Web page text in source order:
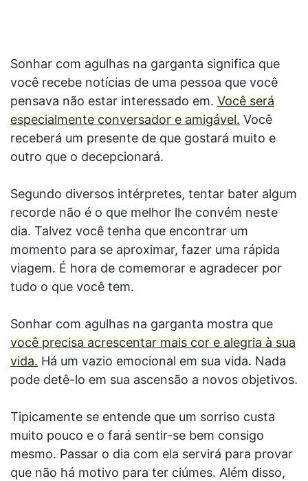
Sonhar com agulhas na garganta significa que
você recebe notícias de uma pessoa que você
pensava não estar interessado em. Você será
especialmente conversador e amigável. Você
receberá um presente de que gostará muito e
outro que o decepcionará.
Segundo diversos intérpretes, tentar bater algum
recorde não é o que melhor lhe convém neste
dia. Talvez você tenha que encontrar um
momento para se aproximar, fazer uma rápida
viagem. É hora de comemorar e agradecer por
tudo o que você tem.
Sonhar com agulhas na garganta mostra que
você precisa acrescentar mais cor e alegria à sua
vida. Há um vazio emocional em sua vida. Nada
pode detê-lo em sua ascensão a novos objetivos.
Tipicamente se entende que um sorriso custa
muito pouco e o fará sentir-se bem consigo
mesmo. Passar o dia com ela servirá para provar
que não há motivo para ter ciúmes. Além disso,